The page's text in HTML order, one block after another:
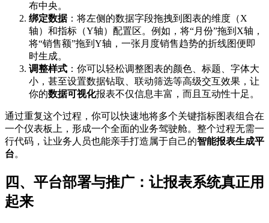
布中央。
绑定数据：将左侧的数据字段拖拽到图表的维度（X
轴）和指标（Y轴）配置区。例如，将“月份”拖到X轴，
将“销售额”拖到Y轴，一张月度销售趋势的折线图便即
时生成。
调整样式 ：你可以轻松调整图表的颜色、标题、字体大
小，甚至设置数据钻取、联动筛选等高级交互效果，让
你的数据可视化报表不仅信息丰富，而且互动性十足。
通过重复这个过程，你可以快速地将多个关键指标图表组合在
一个仪表板上，形成一个全面的业务驾驶舱。整个过程无需一
行代码，让业务人员也能亲手打造属于自己的智能报表生成平
台。
四、平台部署与推广：让报表系统真正用
起来